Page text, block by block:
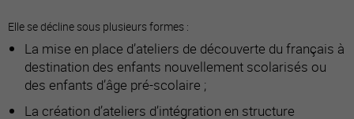
Elle se décline sous plusieurs formes :
La mise en place d’ateliers de découverte du français à
destination des enfants nouvellement scolarisés ou
des enfants d’âge pré-scolaire ;
La création d’ateliers d’intégration en structure